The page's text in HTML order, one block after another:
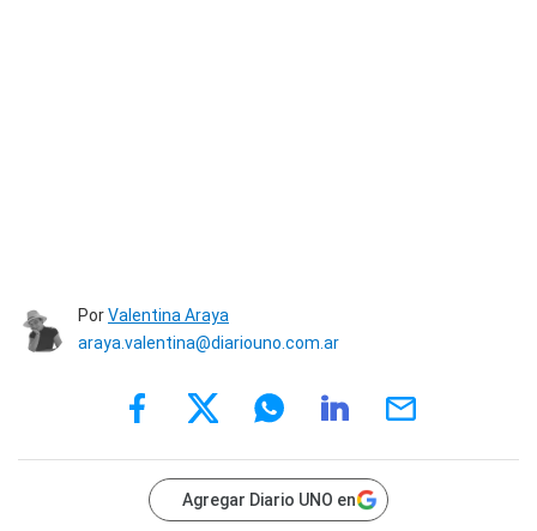
PorValentina Araya
araya.valentina@diariouno.com.ar
Agregar Diario UNO en